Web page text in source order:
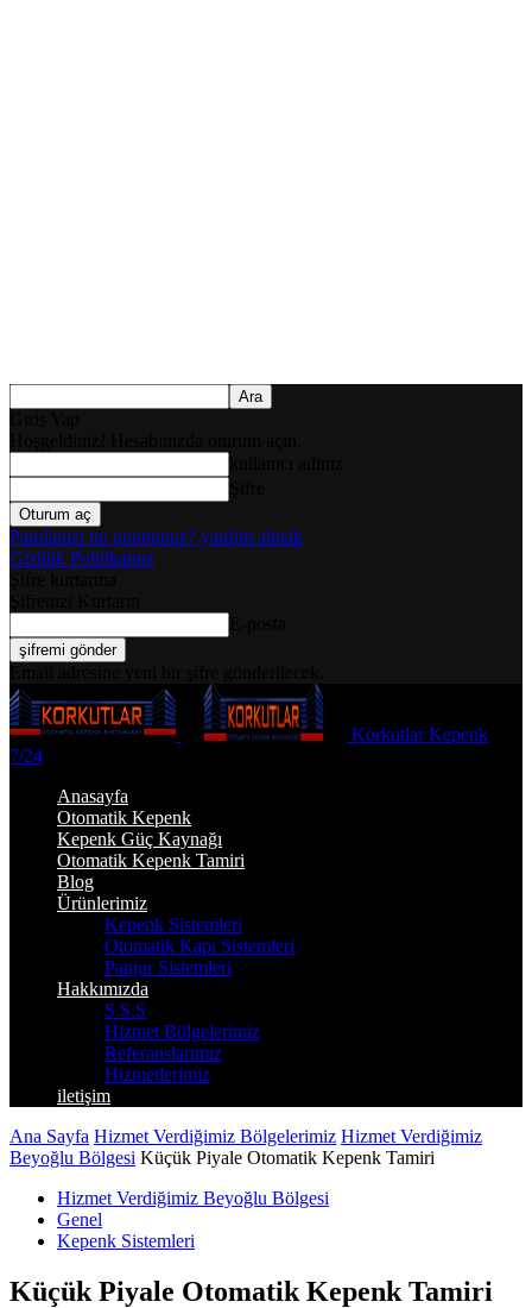
Parolanızı mı unuttunuz? yardım almak
Gizlilik Politikamız
Korkutlar Kepenk
7/24
Anasayfa
Otomatik Kepenk
Kepenk Güç Kaynağı
Otomatik Kepenk Tamiri
Blog
Ürünlerimiz
Kepenk Sistemleri
Otomatik Kapı Sistemleri
Panjur Sistemleri
Hakkımızda
S.S.S
Hizmet Bölgelerimiz
Referanslarımız
Hizmetlerimiz
iletişim
Ana Sayfa Hizmet Verdiğimiz Bölgelerimiz Hizmet Verdiğimiz
Beyoğlu Bölgesi Küçük Piyale Otomatik Kepenk Tamiri
Hizmet Verdiğimiz Beyoğlu Bölgesi
Genel
Kepenk Sistemleri
Küçük Piyale Otomatik Kepenk Tamiri